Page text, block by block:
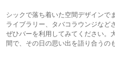
シックで落ち着いた空間デザインで
ライブラリー、タバコラウンジなど
ぜひバーを利用してみてください。
間で、その日の思い出を語り合うの